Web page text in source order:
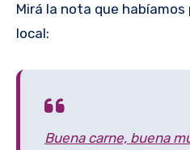
Mirá la nota que
local:
Buena carne, buena